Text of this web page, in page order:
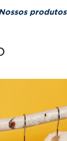
produtos